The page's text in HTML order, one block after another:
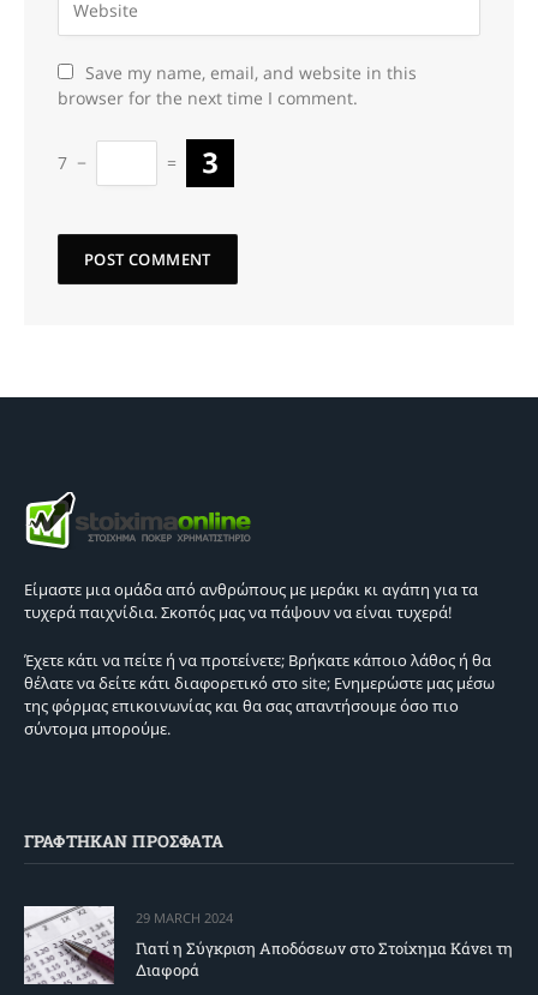
Save my name, email, and website in this
browser for the next time I comment.
7 − =
Είμαστε μια ομάδα από ανθρώπους με μεράκι κι αγάπη για τα
τυχερά παιχνίδια. Σκοπός μας να πάψουν να είναι τυχερά!
Έχετε κάτι να πείτε ή να προτείνετε; Βρήκατε κάποιο λάθος ή θα
θέλατε να δείτε κάτι διαφορετικό στο site; Ενημερώστε μας μέσω
της φόρμας επικοινωνίας και θα σας απαντήσουμε όσο πιο
σύντομα μπορούμε.
ΓΡΑΦΤΗΚΑΝ ΠΡΟΣΦΑΤΑ
29 MARCH 2024
Γιατί η Σύγκριση Αποδόσεων στο Στοίχημα Κάνει τη
Διαφορά